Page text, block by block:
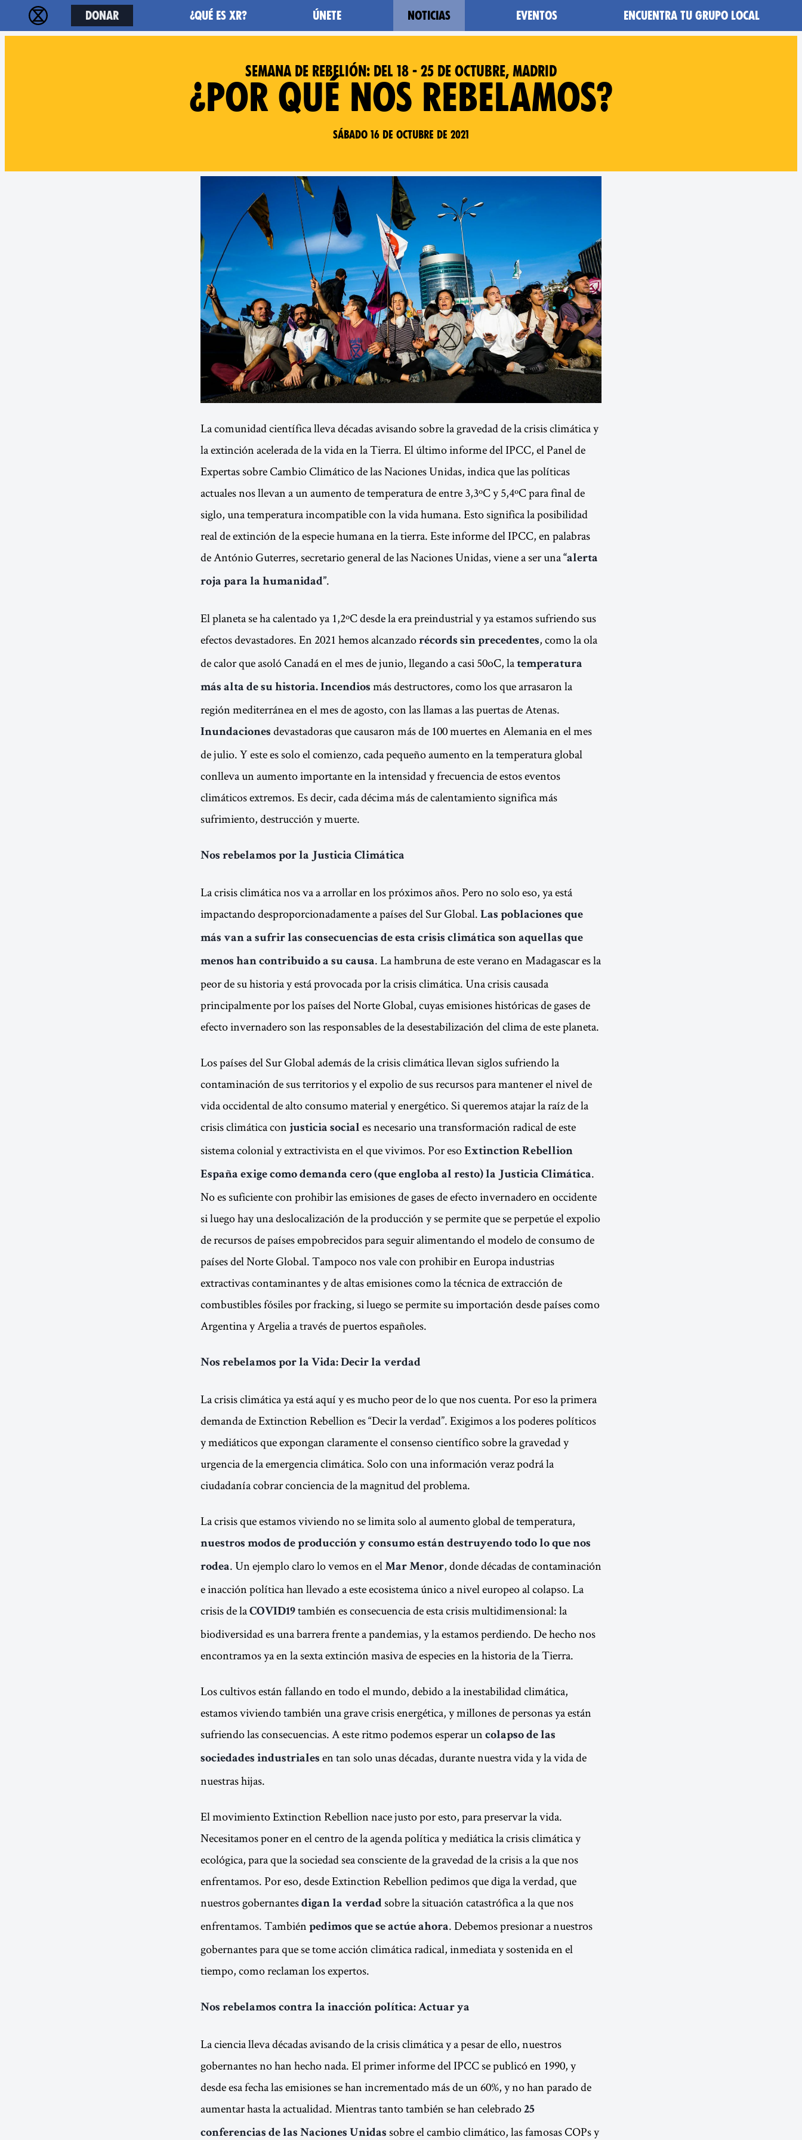
Donar ¿Qué es XR? Únete Noticias Eventos Encuentra tu grupo local
Semana de Rebelión: del 18 - 25 de octubre, Madrid
¿Por qué nos rebelamos?
Sábado 16 de Octubre de 2021
La comunidad científica lleva décadas avisando sobre la gravedad de la crisis climática y
la extinción acelerada de la vida en la Tierra. El último informe del IPCC, el Panel de
Expertas sobre Cambio Climático de las Naciones Unidas, indica que las políticas
actuales nos llevan a un aumento de temperatura de entre 3,3ºC y 5,4ºC para final de
siglo, una temperatura incompatible con la vida humana. Esto significa la posibilidad
real de extinción de la especie humana en la tierra. Este informe del IPCC, en palabras
de António Guterres, secretario general de las Naciones Unidas, viene a ser una “alerta
roja para la humanidad”.
El planeta se ha calentado ya 1,2ºC desde la era preindustrial y ya estamos sufriendo sus
efectos devastadores. En 2021 hemos alcanzado récords sin precedentes, como la ola
de calor que asoló Canadá en el mes de junio, llegando a casi 50oC, la temperatura
más alta de su historia. Incendios más destructores, como los que arrasaron la
región mediterránea en el mes de agosto, con las llamas a las puertas de Atenas.
Inundaciones devastadoras que causaron más de 100 muertes en Alemania en el mes
de julio. Y este es solo el comienzo, cada pequeño aumento en la temperatura global
conlleva un aumento importante en la intensidad y frecuencia de estos eventos
climáticos extremos. Es decir, cada décima más de calentamiento significa más
sufrimiento, destrucción y muerte.
Nos rebelamos por la Justicia Climática
La crisis climática nos va a arrollar en los próximos años. Pero no solo eso, ya está
impactando desproporcionadamente a países del Sur Global. Las poblaciones que
más van a sufrir las consecuencias de esta crisis climática son aquellas que
menos han contribuido a su causa. La hambruna de este verano en Madagascar es la
peor de su historia y está provocada por la crisis climática. Una crisis causada
principalmente por los países del Norte Global, cuyas emisiones históricas de gases de
efecto invernadero son las responsables de la desestabilización del clima de este planeta.
Los países del Sur Global además de la crisis climática llevan siglos sufriendo la
contaminación de sus territorios y el expolio de sus recursos para mantener el nivel de
vida occidental de alto consumo material y energético. Si queremos atajar la raíz de la
crisis climática con justicia social es necesario una transformación radical de este
sistema colonial y extractivista en el que vivimos. Por eso Extinction Rebellion
España exige como demanda cero (que engloba al resto) la Justicia Climática.
No es suficiente con prohibir las emisiones de gases de efecto invernadero en occidente
si luego hay una deslocalización de la producción y se permite que se perpetúe el expolio
de recursos de países empobrecidos para seguir alimentando el modelo de consumo de
países del Norte Global. Tampoco nos vale con prohibir en Europa industrias
extractivas contaminantes y de altas emisiones como la técnica de extracción de
combustibles fósiles por fracking, si luego se permite su importación desde países como
Argentina y Argelia a través de puertos españoles.
Nos rebelamos por la Vida: Decir la verdad
La crisis climática ya está aquí y es mucho peor de lo que nos cuenta. Por eso la primera
demanda de Extinction Rebellion es “Decir la verdad”. Exigimos a los poderes políticos
y mediáticos que expongan claramente el consenso científico sobre la gravedad y
urgencia de la emergencia climática. Solo con una información veraz podrá la
ciudadanía cobrar conciencia de la magnitud del problema.
La crisis que estamos viviendo no se limita solo al aumento global de temperatura,
nuestros modos de producción y consumo están destruyendo todo lo que nos
rodea. Un ejemplo claro lo vemos en el Mar Menor, donde décadas de contaminación
e inacción política han llevado a este ecosistema único a nivel europeo al colapso. La
crisis de la COVID19 también es consecuencia de esta crisis multidimensional: la
biodiversidad es una barrera frente a pandemias, y la estamos perdiendo. De hecho nos
encontramos ya en la sexta extinción masiva de especies en la historia de la Tierra.
Los cultivos están fallando en todo el mundo, debido a la inestabilidad climática,
estamos viviendo también una grave crisis energética, y millones de personas ya están
sufriendo las consecuencias. A este ritmo podemos esperar un colapso de las
sociedades industriales en tan solo unas décadas, durante nuestra vida y la vida de
nuestras hijas.
El movimiento Extinction Rebellion nace justo por esto, para preservar la vida.
Necesitamos poner en el centro de la agenda política y mediática la crisis climática y
ecológica, para que la sociedad sea consciente de la gravedad de la crisis a la que nos
enfrentamos. Por eso, desde Extinction Rebellion pedimos que diga la verdad, que
nuestros gobernantes digan la verdad sobre la situación catastrófica a la que nos
enfrentamos. También pedimos que se actúe ahora. Debemos presionar a nuestros
gobernantes para que se tome acción climática radical, inmediata y sostenida en el
tiempo, como reclaman los expertos.
Nos rebelamos contra la inacción política: Actuar ya
La ciencia lleva décadas avisando de la crisis climática y a pesar de ello, nuestros
gobernantes no han hecho nada. El primer informe del IPCC se publicó en 1990, y
desde esa fecha las emisiones se han incrementado más de un 60%, y no han parado de
aumentar hasta la actualidad. Mientras tanto también se han celebrado 25
conferencias de las Naciones Unidas sobre el cambio climático, las famosas COPs y